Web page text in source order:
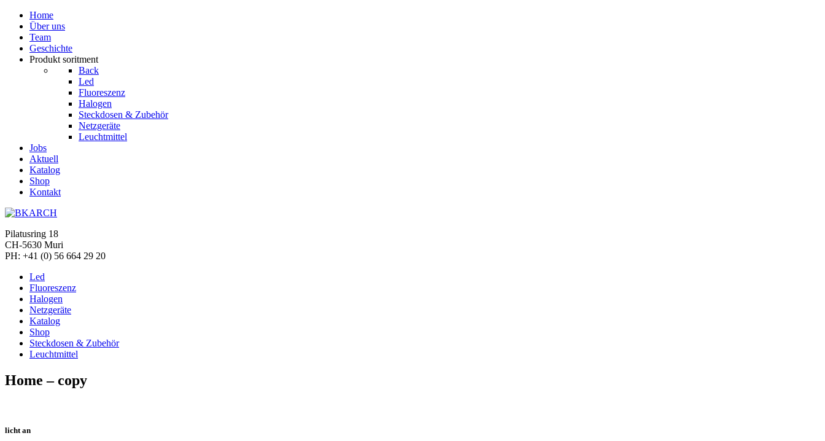
Home
Über uns
Team
Geschichte
Produkt soritment
Back
Led
Fluoreszenz
Halogen
Steckdosen & Zubehör
Netzgeräte
Leuchtmittel
Jobs
Aktuell
Katalog
Shop
Kontakt
Pilatusring 18
CH-5630 Muri
PH: +41 (0) 56 664 29 20
Led
Fluoreszenz
Halogen
Netzgeräte
Katalog
Shop
Steckdosen & Zubehör
Leuchtmittel
Home – copy
licht an